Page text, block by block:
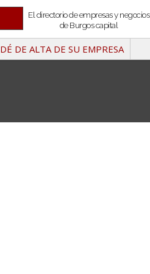
El directorio de empresas y negocios
de Burgos capital
DÉ DE ALTA DE SU EMPRESA